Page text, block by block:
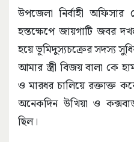
উপজেলা নির্বাহী
হস্তক্ষেপে জায়গাটি জবর
হয়ে ভূমিদুস্যচক্রের সদস্য
আমার স্ত্রী বিজয় বালা কে
ও মারধর চালিয়ে রক্তাক্ত
অনেকদিন উখিয়া ও
ছিল।